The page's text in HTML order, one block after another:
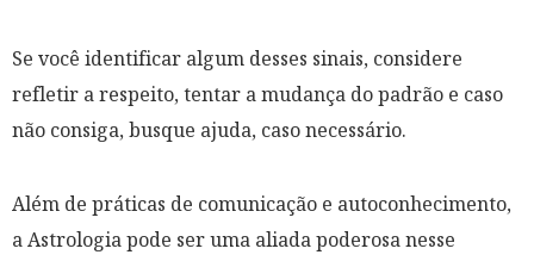
Se você identificar algum desses sinais, considere
refletir a respeito, tentar a mudança do padrão e caso
não consiga, busque ajuda, caso necessário.
Além de práticas de comunicação e autoconhecimento,
a Astrologia pode ser uma aliada poderosa nesse